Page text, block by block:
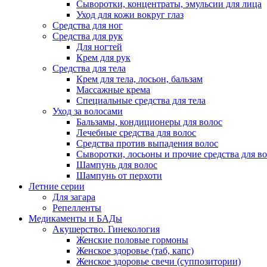
Сыворотки, концентраты, эмульсии для лица
Уход для кожи вокруг глаз
Средства для ног
Средства для рук
Для ногтей
Крем для рук
Средства для тела
Крем для тела, лосьон, бальзам
Массажные крема
Специальные средства для тела
Уход за волосами
Бальзамы, кондиционеры для волос
Лечебные средства для волос
Средства против выпадения волос
Сыворотки, лосьоны и прочие средства для
Шампунь для волос
Шампунь от перхоти
Летние серии
Для загара
Репелленты
Медикаменты и БАДы
Акушерство. Гинекология
Женские половые гормоны
Женское здоровье (таб, капс)
Женское здоровье свечи (суппозитории)